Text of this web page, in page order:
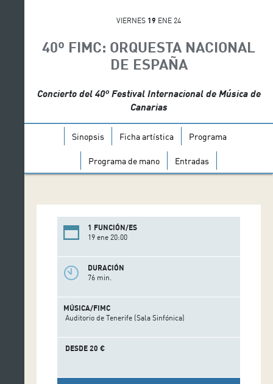
VIERNES 19 ENE 24
40º FIMC: ORQUESTA NACIONAL
DE ESPAÑA
Concierto del 40º Festival Internacional de Música de
Canarias
Sinopsis Ficha artística Programa
Programa de mano Entradas
1 FUNCIÓN/ES
19 ene 20:00
DURACIÓN
76 min.
MÚSICA/FIMC
Auditorio de Tenerife (Sala Sinfónica)
DESDE 20 €